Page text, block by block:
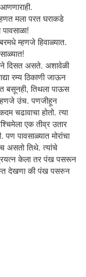
मला परत घराकडे
म्हणजे हिवाळ्यात.
दिसत असते. अशावेळी
रम्य ठिकाणी जाऊन
बसूनही, तिथला पाऊस
उंच. पणजीहून
चढावाचा होतो. त्या
एक तीव्र उतार
पावसाळ्यात मोरांचा
असतो तिथे. त्यांचे
केला तर पंख पसरून
देखणा की पंख पसरुन